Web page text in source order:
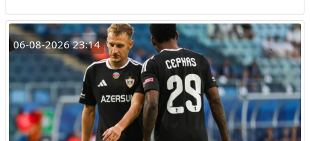
06-08-2026 23:14